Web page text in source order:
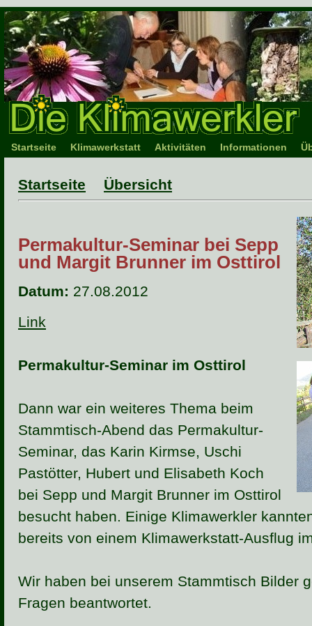
Startseite Klimawerkstatt Aktivitäten Informationen
Startseite Übersicht
Permakultur-Seminar bei Sepp
und Margit Brunner im Osttirol
Datum: 27.08.2012
Link
Permakultur-Seminar im Osttirol
Dann war ein weiteres Thema beim
Stammtisch-Abend das Permakultur-
Seminar, das Karin Kirmse, Uschi
Pastötter, Hubert und Elisabeth Koch
bei Sepp und Margit Brunner im Osttirol
besucht haben. Einige Klimawerkler
bereits von einem Klimawerkstatt-Ausflug
Wir haben bei unserem Stammtisch Bilder
Fragen beantwortet.